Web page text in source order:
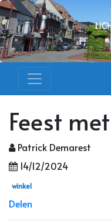
Feest
Patrick Demarest
14/12/2024
winkel
Delen